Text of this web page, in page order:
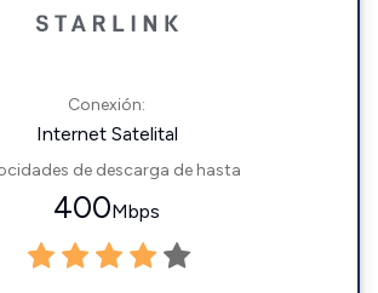
Conexión:
Internet Satelital
de descarga de hasta
400Mbps